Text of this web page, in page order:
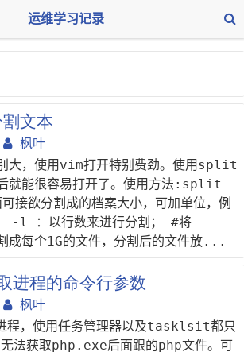
运维学习记录
文本
枫叶
大，使用vim打开特别费劲。使用split
就能很容易打开了。使用方法:split
接欲分割成的档案大小，可加单位，例
：以行数来进行分割； #将
每个1G的文件，分割后的文件放...
进程的命令行参数
枫叶
程，使用任务管理器以及tasklsit都只
法获取php.exe后面跟的php文件。可